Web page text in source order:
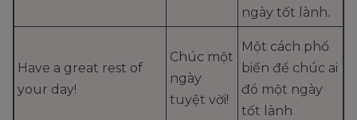
ngày tốt lành.
Have a great rest of
your day!
Chúc một
ngày
tuyệt vời!
Một cách phổ
biến để chúc ai
đó một ngày
tốt lành